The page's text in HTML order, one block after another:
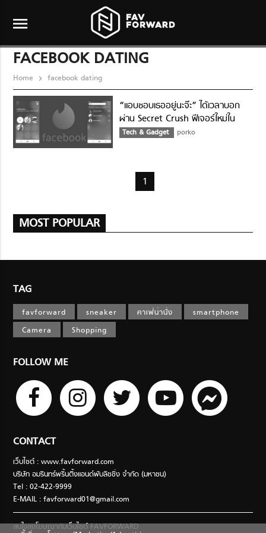
menu
FACEBOOK DATING
Home facebook dating
“แอบชอบเธออยู่นะจ๊ะ” ได้เวลาบอก
ผ่าน Secret Crush ฟีเจอร์ใหม่ใน
Facebook Dating
Tech & Gadget porko
1
MOST POPULAR
TAG
favforward sneaker คาเฟ่น่านั่ง
smartphone
Camera
Shopping
FOLLOW ME
CONTACT
เว็บไซต์ : www.favforward.com
บริษัท อมรินทร์พริ้นติ้งแอนด์พับลิชชิ่ง จำกัด (มหาชน)
Tel : 02-422-9999
E-MAIL :favforward01@gmail.com
สนใจลงโฆษณากับเว็บไซต์ FAVFORWARD